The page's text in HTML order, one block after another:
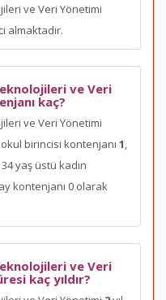
ve Veri Yönetimi
almaktadır.
ve Veri
kaç?
ve Veri Yönetimi
okul birincisi kontenjanı 1,
yaş üstü kadın
kontenjanı 0 olarak
ve Veri
kaç yıldır?